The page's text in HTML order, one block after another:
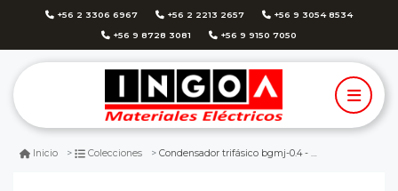
+56 2 3306 6967 +56 2 2213 2657 +56 9 3054 8534
+56 9 8728 3081 +56 9 9150 7050
Inicio Colecciones Condensador trifásico bgmj-0.4 - 20kvar 400v cnc